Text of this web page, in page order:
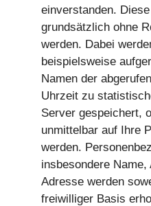
einverstanden.
grundsätzlich ohne
werden. Dabei
beispielsweise
Namen der
Uhrzeit zu
Server gespeichert,
unmittelbar auf Ihre
werden.
insbesondere
Adresse werden
freiwilliger Basis